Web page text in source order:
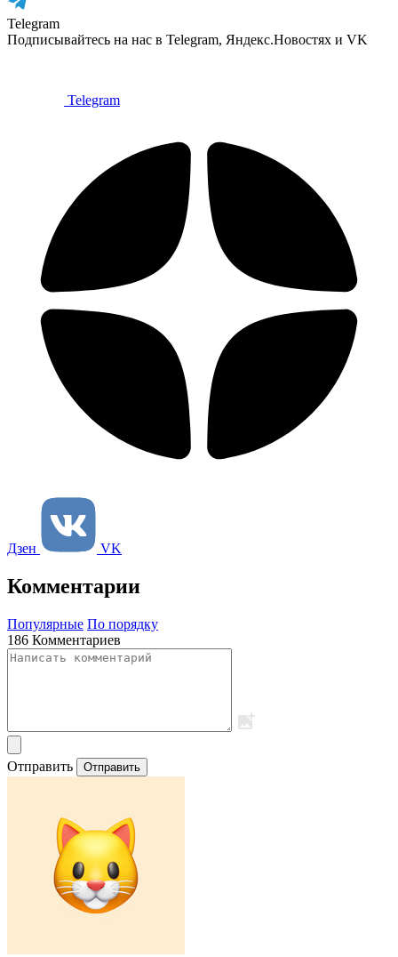
Telegram
Подписывайтесь на нас в Telegram, Яндекс.Новостях и VK
Telegram
Дзен VK
Комментарии
Популярные По порядку
186 Комментариев
Отправить Отправить